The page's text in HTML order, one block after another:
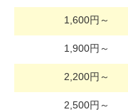
1,600円～
1,900円～
2,200円～
2,500円～